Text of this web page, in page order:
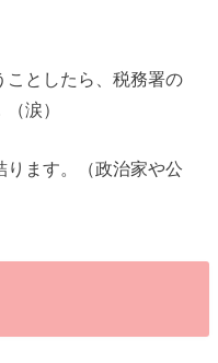
ことしたら、税務署の
涙）
ります。（政治家や公